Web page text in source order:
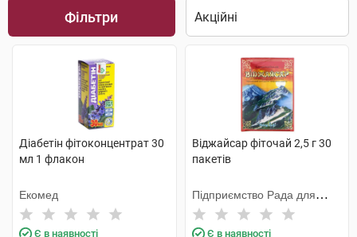
Фільтри
Діабетін фітоконцентрат 30
мл 1 флакон
Екомед
Є в наявності
Віджайсар фіточай 2,5 г 30
пакетів
Підприємство Рада для
Хелаплант
Є в наявності